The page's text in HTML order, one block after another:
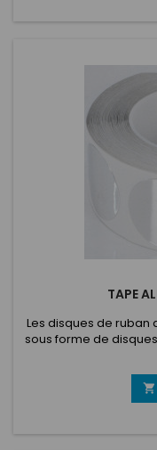
TAPE
Les disques de ruban
sous forme de
diamètre sur un
support autocollant
peuvent être
directement sur
